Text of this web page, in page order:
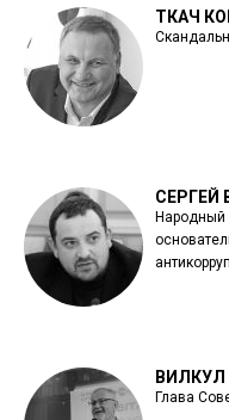
ТКАЧ
Народный
Глава